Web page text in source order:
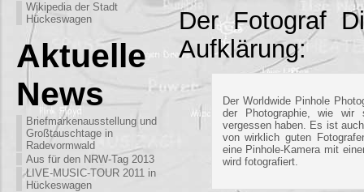
Wikipedia der Stadt
Hückeswagen
Aktuelle
News
Briefmarkenausstellung und
Großtauschtage in
Radevormwald
Aus für den NRW-Tag 2013
LIVE-MUSIC-TOUR 2011 in
Hückeswagen
Der Fotograf
Aufklärung:
Der Worldwide Pinhole
der Photographie, wie wir
vergessen haben. Es ist
von wirklich guten
eine Pinhole-Kamera mit
wird fotografiert.